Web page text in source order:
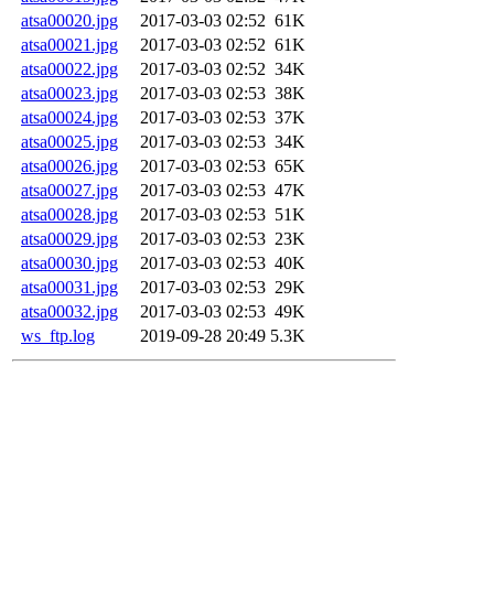
atsa00020.jpg
2017-03-03 02:52 61K
atsa00021.jpg
2017-03-03 02:52 61K
atsa00022.jpg
2017-03-03 02:52 34K
atsa00023.jpg
2017-03-03 02:53 38K
atsa00024.jpg
2017-03-03 02:53 37K
atsa00025.jpg
2017-03-03 02:53 34K
atsa00026.jpg
2017-03-03 02:53 65K
atsa00027.jpg
2017-03-03 02:53 47K
atsa00028.jpg
2017-03-03 02:53 51K
atsa00029.jpg
2017-03-03 02:53 23K
atsa00030.jpg
2017-03-03 02:53 40K
atsa00031.jpg
2017-03-03 02:53 29K
atsa00032.jpg
2017-03-03 02:53 49K
ws_ftp.log
2019-09-28 20:49 5.3K